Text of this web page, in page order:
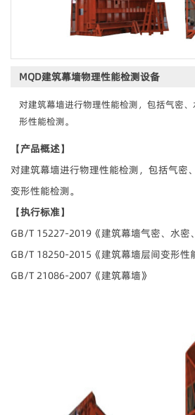
MQD建筑幕墙物理性能检测设备
对建筑幕墙进行物理性能检测，包括气密
形性能检测。
【产品概述】
对建筑幕墙进行物理性能检测，包括气密
变形性能检测。
【执行标准】
GB/T 15227-2019 《建筑幕墙气密、水密
GB/T 18250-2015 《建筑幕墙层间变形性
GB/T 21086-2007 《建筑幕墙》